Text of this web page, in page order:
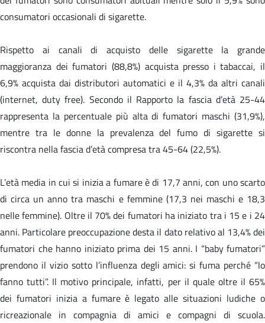
consumatori occasionali di sigarette.
Rispetto ai canali di acquisto delle sigarette la grande
maggioranza dei fumatori (88,8%) acquista presso i tabaccai, il
6,9% acquista dai distributori automatici e il 4,3% da altri canali
(internet, duty free). Secondo il Rapporto la fascia d’età 25-44
rappresenta la percentuale più alta di fumatori maschi (31,9%),
mentre tra le donne la prevalenza del fumo di sigarette si
riscontra nella fascia d’età compresa tra 45-64 (22,5%).
L’età media in cui si inizia a fumare è di 17,7 anni, con uno scarto
di circa un anno tra maschi e femmine (17,3 nei maschi e 18,3
nelle femmine). Oltre il 70% dei fumatori ha iniziato tra i 15 e i 24
anni. Particolare preoccupazione desta il dato relativo al 13,4% dei
fumatori che hanno iniziato prima dei 15 anni. I “baby fumatori”
prendono il vizio sotto l’influenza degli amici: si fuma perché “lo
fanno tutti”. Il motivo principale, infatti, per il quale oltre il 65%
dei fumatori inizia a fumare è legato alle situazioni ludiche o
ricreazionale in compagnia di amici e compagni di scuola.